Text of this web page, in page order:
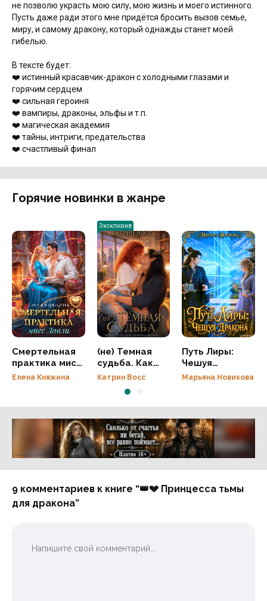
не позволю украсть мою силу, мою жизнь и моего истинного.
Пусть даже ради этого мне придётся бросить вызов семье,
миру, и самому дракону, который однажды станет моей
гибелью.
В тексте будет:‍
‍❤️‍ истинный красавчик-дракон с холодными глазами и
горячим сердцем‍
‍❤️‍ сильная героиня‍
‍❤️‍ вампиры, драконы, эльфы и т.п.
‍❤️‍ магическая академия
‍❤️‍ тайны, интриги, предательства‍
‍❤️‍ счастливый финал
Горячие новинки в жанре
Смертельная
практика мисс
Лавли
Елена Княжина
Эксклюзив
(не) Темная
судьба. Как
стать для
Катрин Восс
Путь Лиры:
Чешуя
дракона
Марьяна Новикова
Реклама 16+ АО «ЛитГород»
9 комментариев к книге “👑💔 Принцесса тьмы
для дракона”